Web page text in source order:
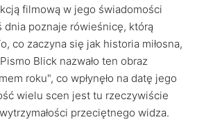
filmową w jego świadomości
dnia poznaje rówieśnicę, którą
co zaczyna się jak historia miłosna,
Blick nazwało ten obraz
roku", co wpłynęło na datę jego
wielu scen jest tu rzeczywiście
przeciętnego widza.